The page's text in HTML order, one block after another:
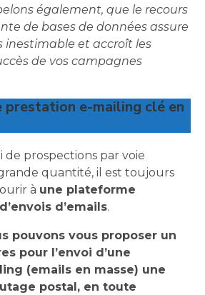
également, que le recours
de bases de données assure
inestimable et accroît les
de vos campagnes
prestation e-mailing clé en
de prospections par voie
quantité, il est toujours
à une plateforme
d’emails.
pouvons vous proposer un
pour l’envoi d’une
(emails en masse) une
postal, en toute